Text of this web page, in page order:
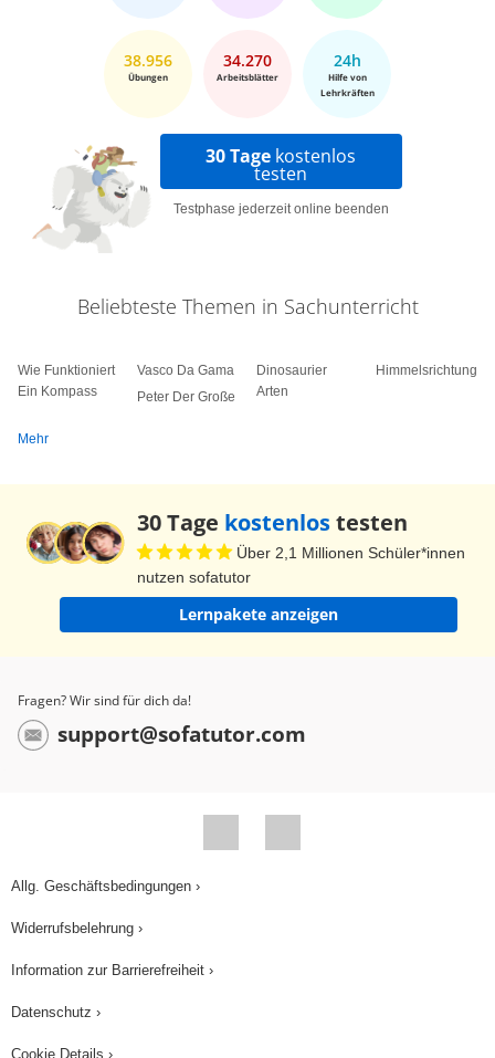
38.956
Übungen
34.270
Arbeitsblätter
24h
Hilfe von
Lehrkräften
30 Tage kostenlos
testen
Testphase jederzeit online beenden
Beliebteste Themen in Sachunterricht
Wie Funktioniert
Ein Kompass
Vasco Da Gama
Peter Der Große
Dinosaurier
Arten
Himmelsrichtungen
Mehr
30 Tage kostenlostesten
Über 2,1 Millionen Schüler*innen
nutzen sofatutor
Lernpakete anzeigen
Fragen? Wir sind für dich da!
support@sofatutor.com
Allg. Geschäftsbedingungen ›
Widerrufsbelehrung ›
Information zur Barrierefreiheit ›
Datenschutz ›
Cookie Details ›